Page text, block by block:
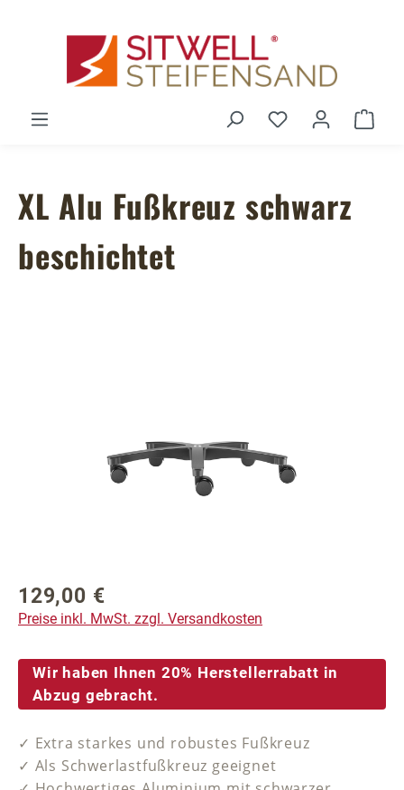
Du hast 0
XL Alu Fußkreuz schwarz
beschichtet
Regulärer Preis:
129,00 €
Preise inkl. MwSt. zzgl. Versandkosten
Wir haben Ihnen 20% Herstellerrabatt in
Abzug gebracht.
✓ Extra starkes und robustes Fußkreuz
✓ Als Schwerlastfußkreuz geeignet